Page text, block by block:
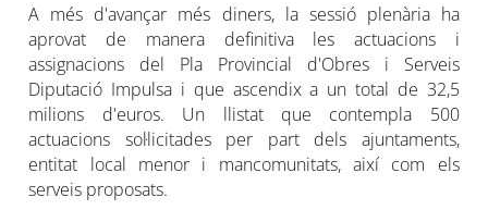
A més d'avançar més diners, la sessió plenària ha
aprovat de manera definitiva les actuacions i
assignacions del Pla Provincial d'Obres i Serveis
Diputació Impulsa i que ascendix a un total de 32,5
milions d'euros. Un llistat que contempla 500
actuacions sol·licitades per part dels ajuntaments,
entitat local menor i mancomunitats, així com els
serveis proposats.